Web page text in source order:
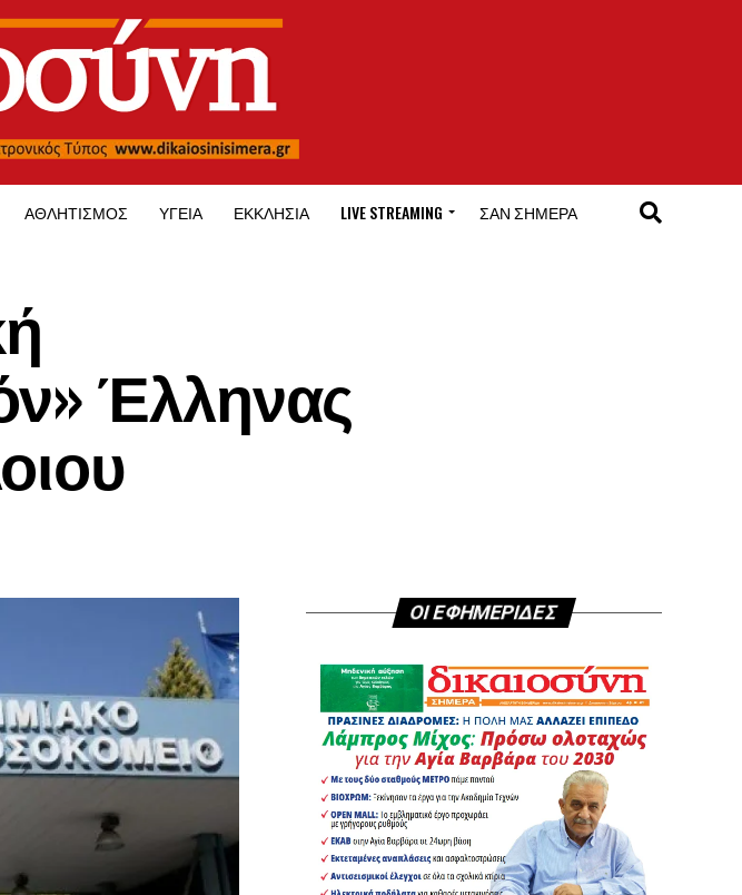
ΑΘΛΗΤΙΣΜΌΣ ΥΓΕΊΑ ΕΚΚΛΗΣΊΑ LIVE STREAMING ΣΑΝ ΣΉΜΕΡΑ
Έλληνας
ΟΙ ΕΦΗΜΕΡΙΔΕΣ